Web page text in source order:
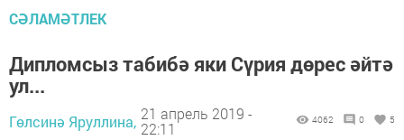
СӘЛАМӘТЛЕК
Дипломсыз табибә яки Сүрия дөрес әйтә
ул...
Гөлсинә Яруллина, 21 апрель 2019 -
22:11
4062 0 5